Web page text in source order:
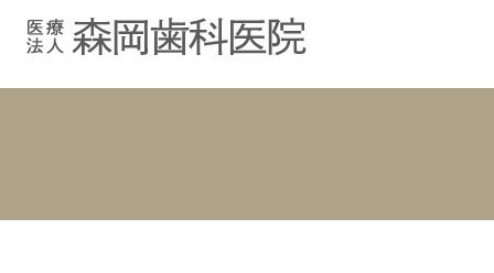
むし歯治療
小児歯科
院長紹介 院内紹介
院長ブログ スタッフブ